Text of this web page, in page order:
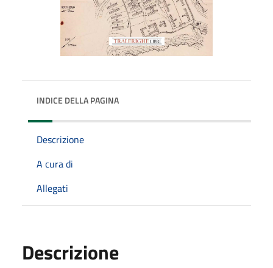
INDICE DELLA PAGINA
Descrizione
A cura di
Allegati
Descrizione